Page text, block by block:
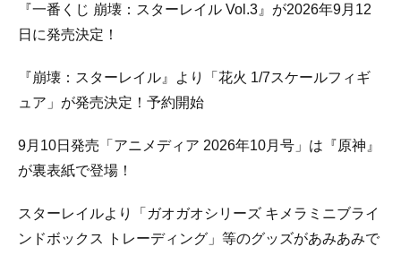
『一番くじ 崩壊：スターレイル Vol.3』が2026年9月12
日に発売決定！
『崩壊：スターレイル』より「花火 1/7スケールフィギ
ュア」が発売決定！予約開始
9月10日発売「アニメディア 2026年10月号」は『原神』
が裏表紙で登場！
スターレイルより「ガオガオシリーズ キメラミニブライ
ンドボックス トレーディング」等のグッズがあみあみで